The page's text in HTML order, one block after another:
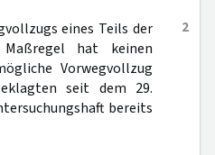
2
eines Teils der
hat keinen
Vorwegvollzug
seit dem 29.
bereits